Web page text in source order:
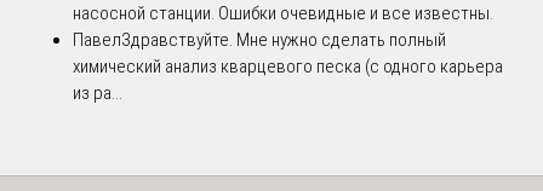
насосной станции. Ошибки очевидные и все известны.
ПавелЗдравствуйте. Мне нужно сделать полный
химический анализ кварцевого песка (с одного карьера
из ра...